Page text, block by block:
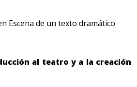
Escena de un texto dramático
al teatro y a la creación